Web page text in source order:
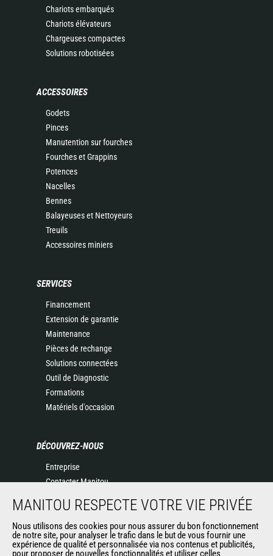
Chariots embarqués
Chariots élévateurs
Chargeuses compactes
Solutions robotisées
ACCESSOIRES
Godets
Pinces
Manutention sur fourches
Fourches et Grappins
Potences
Nacelles
Bennes
Balayeuses et Nettoyeurs
Treuils
Accessoires miniers
SERVICES
Financement
Extension de garantie
Maintenance
Pièces de rechange
Solutions connectées
Outil de Diagnostic
Formations
Matériels d'occasion
DÉCOUVREZ-NOUS
Entreprise
Contacter Manitou
Politique de protection des données
Evénements
Actualités
MANITOU RESPECTE VOTRE VIE PRIVÉE
Nous utilisons des cookies pour nous assurer du bon fonctionnement
de notre site, pour analyser le trafic dans le but de vous fournir une
expérience de qualité et personnalisée via nos contenus et publicités,
pour proposer de nouvelles fonctionnalités et utiliser celles